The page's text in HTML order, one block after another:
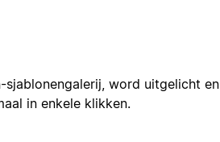
word uitgelicht en
in enkele klikken.